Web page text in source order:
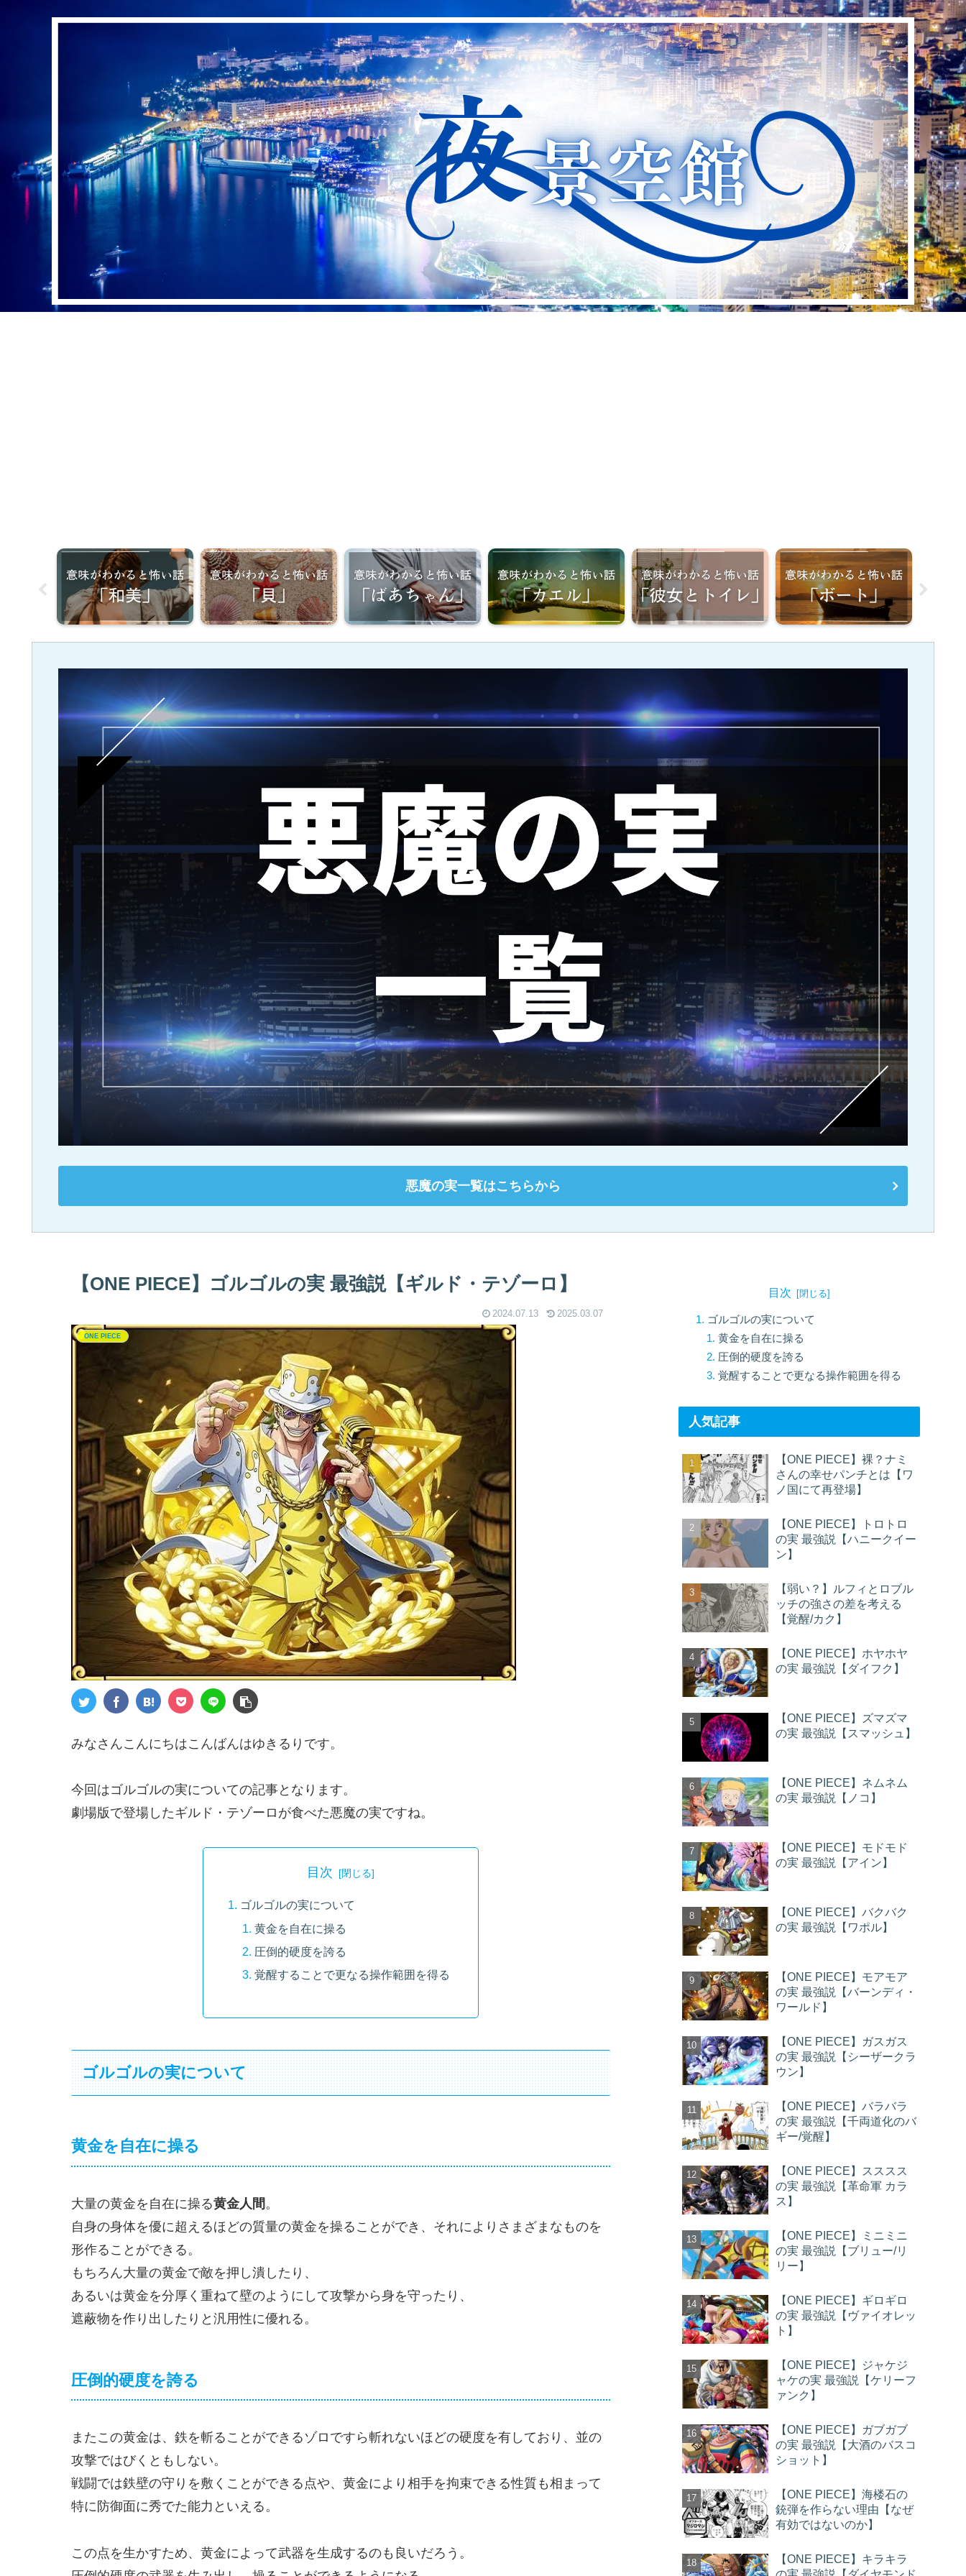
悪魔の実一覧はこちらから
【ONE PIECE】ゴルゴルの実 最強説【ギルド・テゾーロ】
2024.07.13 2025.03.07
ONE PIECE
みなさんこんにちはこんばんはゆきるりです。
今回はゴルゴルの実についての記事となります。
劇場版で登場したギルド・テゾーロが食べた悪魔の実ですね。
目次
ゴルゴルの実について
黄金を自在に操る
圧倒的硬度を誇る
覚醒することで更なる操作範囲を得る
ゴルゴルの実について
黄金を自在に操る
大量の黄金を自在に操る黄金人間 。
自身の身体を優に超えるほどの質量の黄金を操ることができ、それによりさまざまなものを
形作ることができる。
もちろん大量の黄金で敵を押し潰したり、
あるいは黄金を分厚く重ねて壁のようにして攻撃から身を守ったり、
遮蔽物を作り出したりと汎用性に優れる。
圧倒的硬度を誇る
またこの黄金は、鉄を斬ることができるゾロですら斬れないほどの硬度を有しており、並の
攻撃ではびくともしない。
戦闘では鉄壁の守りを敷くことができる点や、黄金により相手を拘束できる性質も相まって
特に防御面に秀でた能力といえる。
この点を生かすため、黄金によって武器を生成するのも良いだろう。
目次
ゴルゴルの実について
黄金を自在に操る
圧倒的硬度を誇る
覚醒することで更なる操作範囲を得る
人気記事
【ONE PIECE】裸？ナミ
さんの幸せパンチとは【ワ
ノ国にて再登場】
【ONE PIECE】トロトロ
の実 最強説【ハニークイー
ン】
【弱い？】ルフィとロブル
ッチの強さの差を考える
【覚醒/カク】
【ONE PIECE】ホヤホヤ
の実 最強説【ダイフク】
【ONE PIECE】ズマズマ
の実 最強説【スマッシュ】
【ONE PIECE】ネムネム
の実 最強説【ノコ】
【ONE PIECE】モドモド
の実 最強説【アイン】
【ONE PIECE】バクバク
の実 最強説【ワポル】
【ONE PIECE】モアモア
の実 最強説【バーンディ・
ワールド】
【ONE PIECE】ガスガス
の実 最強説【シーザークラ
ウン】
【ONE PIECE】バラバラ
の実 最強説【千両道化のバ
ギー/覚醒】
【ONE PIECE】スススス
の実 最強説【革命軍 カラ
ス】
【ONE PIECE】ミニミニ
の実 最強説【ブリュー/リ
リー】
【ONE PIECE】ギロギロ
の実 最強説【ヴァイオレッ
ト】
【ONE PIECE】ジャケジ
ャケの実 最強説【ケリーフ
ァンク】
【ONE PIECE】ガブガブ
の実 最強説【大酒のバスコ
ショット】
【ONE PIECE】海楼石の
銃弾を作らない理由【なぜ
有効ではないのか】
【ONE PIECE】キラキラ